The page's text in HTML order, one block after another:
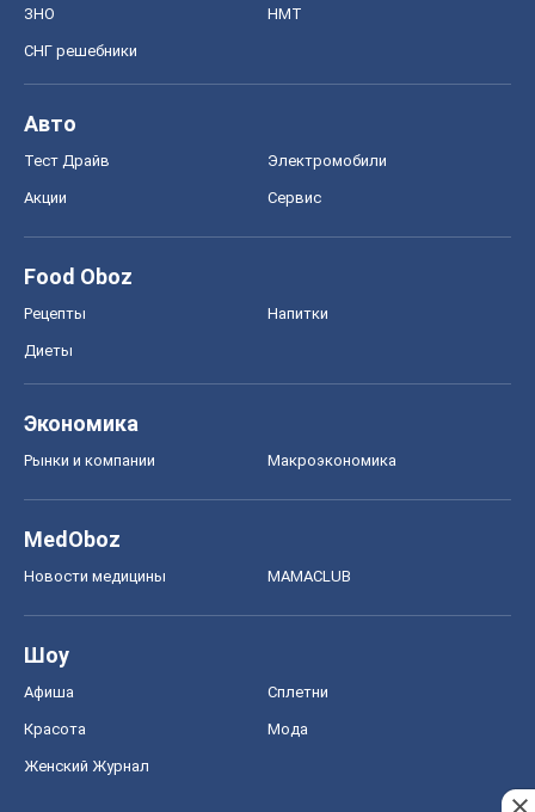
ЗНО НМТ
СНГ решебники
Авто
Тест Драйв Электромобили
Акции Сервис
Food Oboz
Рецепты Напитки
Диеты
Экономика
Рынки и компании Mакроэкономика
MedOboz
Новости медицины MAMACLUB
Шоу
Афиша Сплетни
Красота Мода
Женский Журнал